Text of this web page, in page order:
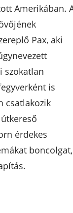
Amerikában.
Pax, aki
szokatlan
is
csatlakozik
érdekes
boncolgat,